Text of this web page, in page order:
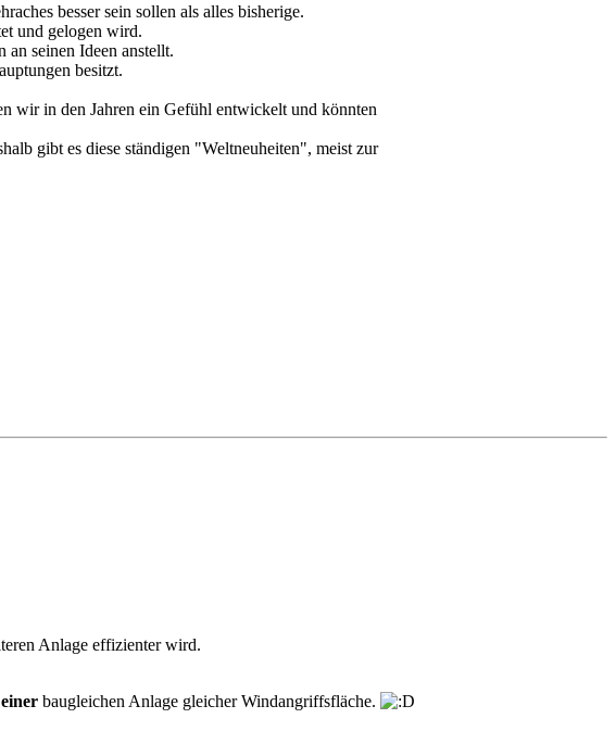
besser sein sollen als alles bisherige.
und gelogen wird.
seinen Ideen anstellt.
besitzt.
wir in den Jahren ein Gefühl entwickelt und könnten
gibt es diese ständigen "Weltneuheiten", meist zur
Anlage effizienter wird.
einer baugleichen Anlage gleicher Windangriffsfläche.